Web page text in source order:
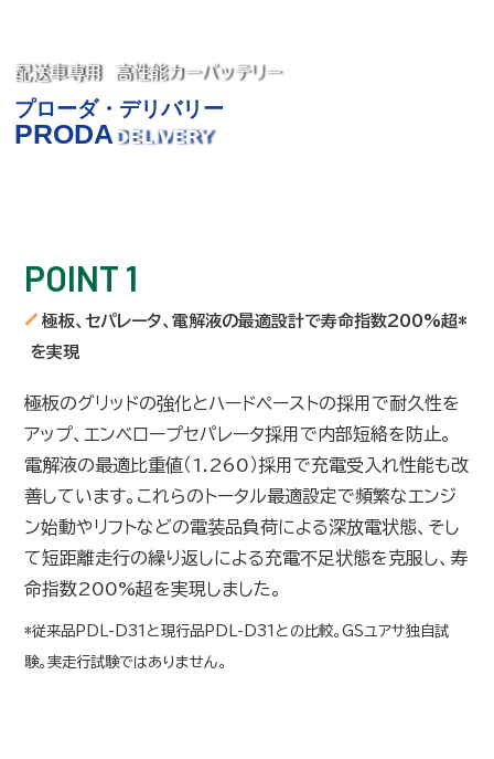
配送車専用 高性能カーバッテリー
プローダ・デリバリー
PRODA DELIVERY
POINT 1
極板、セパレータ、電解液の最適設計で寿命指数200%超*
を実現
極板のグリッドの強化とハードペーストの採用で耐久性を
アップ、エンベロープセパレータ採用で内部短絡を防止。
電解液の最適比重値（1.260）採用で充電受入れ性能も改
善しています。これらのトータル最適設定で頻繁なエンジ
ン始動やリフトなどの電装品負荷による深放電状態、そし
て短距離走行の繰り返しによる充電不足状態を克服し、寿
命指数200%超を実現しました。
*従来品PDL-D31と現行品PDL-D31との比較。GSユアサ独自試
験。実走行試験ではありません。